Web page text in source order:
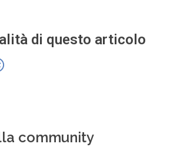
di questo articolo
community